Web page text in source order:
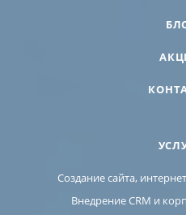
Создание сайта,
Внедрение CRM и